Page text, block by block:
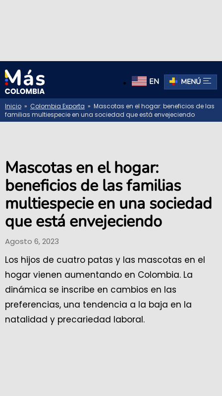
EN MENÚ
Inicio » Colombia Exporta » Mascotas en el hogar: beneficios de las
familias multiespecie en una sociedad que está envejeciendo
Mascotas en el hogar:
beneficios de las familias
multiespecie en una sociedad
que está envejeciendo
Agosto 6, 2023
Los hijos de cuatro patas y las mascotas en el
hogar vienen aumentando en Colombia. La
dinámica se inscribe en cambios en las
preferencias, una tendencia a la baja en la
natalidad y precariedad laboral.